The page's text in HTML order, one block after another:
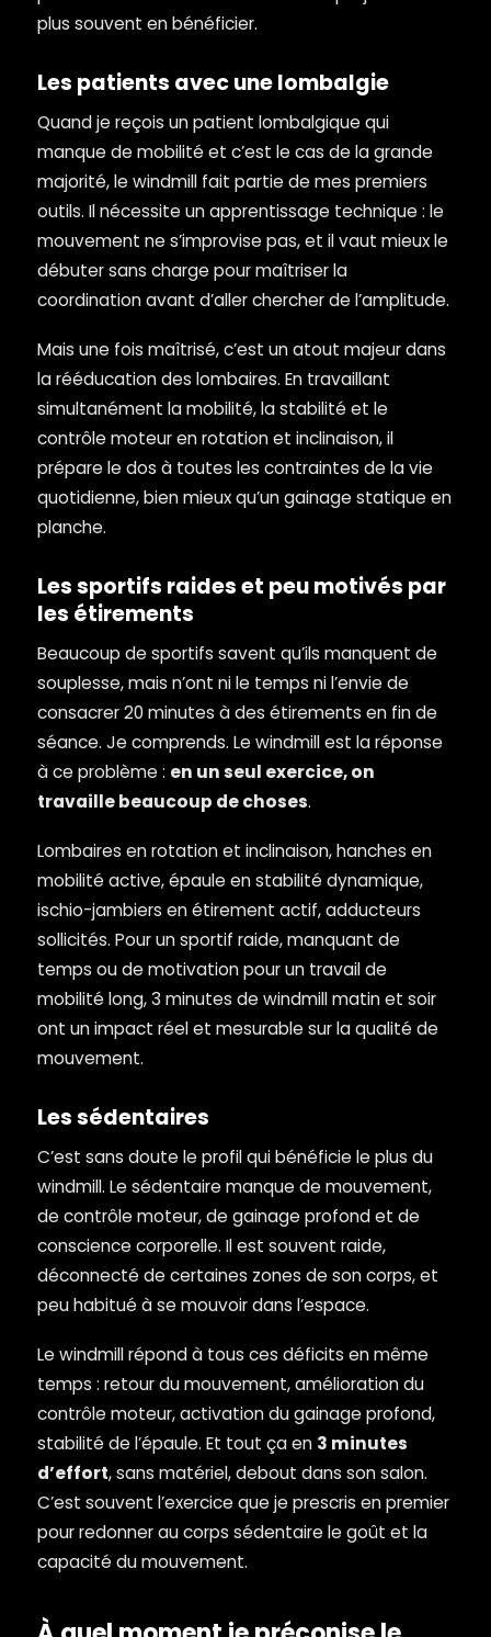
plus souvent en bénéficier.
Les patients avec une lombalgie
Quand je reçois un patient lombalgique qui
manque de mobilité et c’est le cas de la grande
majorité, le windmill fait partie de mes premiers
outils. Il nécessite un apprentissage technique : le
mouvement ne s’improvise pas, et il vaut mieux le
débuter sans charge pour maîtriser la
coordination avant d’aller chercher de l’amplitude.
Mais une fois maîtrisé, c’est un atout majeur dans
la rééducation des lombaires. En travaillant
simultanément la mobilité, la stabilité et le
contrôle moteur en rotation et inclinaison, il
prépare le dos à toutes les contraintes de la vie
quotidienne, bien mieux qu’un gainage statique en
planche.
Les sportifs raides et peu motivés par
les étirements
Beaucoup de sportifs savent qu’ils manquent de
souplesse, mais n’ont ni le temps ni l’envie de
consacrer 20 minutes à des étirements en fin de
séance. Je comprends. Le windmill est la réponse
à ce problème : en un seul exercice, on
travaille beaucoup de choses.
Lombaires en rotation et inclinaison, hanches en
mobilité active, épaule en stabilité dynamique,
ischio-jambiers en étirement actif, adducteurs
sollicités. Pour un sportif raide, manquant de
temps ou de motivation pour un travail de
mobilité long, 3 minutes de windmill matin et soir
ont un impact réel et mesurable sur la qualité de
mouvement.
Les sédentaires
C’est sans doute le profil qui bénéficie le plus du
windmill. Le sédentaire manque de mouvement,
de contrôle moteur, de gainage profond et de
conscience corporelle. Il est souvent raide,
déconnecté de certaines zones de son corps, et
peu habitué à se mouvoir dans l’espace.
Le windmill répond à tous ces déficits en même
temps : retour du mouvement, amélioration du
contrôle moteur, activation du gainage profond,
stabilité de l’épaule. Et tout ça en 3 minutes
d’effort, sans matériel, debout dans son salon.
C’est souvent l’exercice que je prescris en premier
pour redonner au corps sédentaire le goût et la
capacité du mouvement.